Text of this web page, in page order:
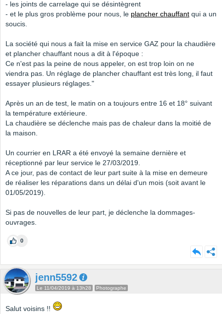
- les joints de carrelage qui se désintègrent
- et le plus gros problème pour nous, le plancher chauffant qui a un
soucis.
La société qui nous a fait la mise en service GAZ pour la chaudière
et plancher chauffant nous a dit à l'époque :
Ce n'est pas la peine de nous appeler, on est trop loin on ne
viendra pas. Un réglage de plancher chauffant est très long, il faut
essayer plusieurs réglages."
Après un an de test, le matin on a toujours entre 16 et 18° suivant
la température extérieure.
La chaudière se déclenche mais pas de chaleur dans la moitié de
la maison.
Un courrier en LRAR a été envoyé la semaine dernière et
réceptionné par leur service le 27/03/2019.
A ce jour, pas de contact de leur part suite à la mise en demeure
de réaliser les réparations dans un délai d'un mois (soit avant le
01/05/2019).
Si pas de nouvelles de leur part, je déclenche la dommages-
ouvrages.
0
jenn5592
Le 11/04/2019 à 13h28 Photographe
Salut voisins !!